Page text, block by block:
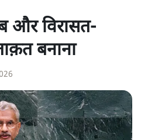
और विरासत-
बनाना